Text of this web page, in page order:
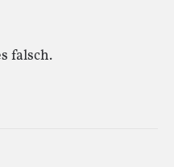
falsch.